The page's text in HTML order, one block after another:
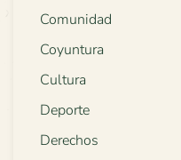
Comunidad
Coyuntura
Cultura
Deporte
Derechos